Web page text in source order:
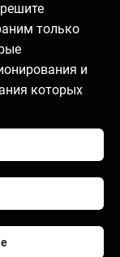
только
и
которых